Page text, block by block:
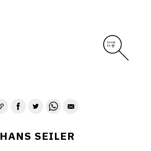
HANS SEILER